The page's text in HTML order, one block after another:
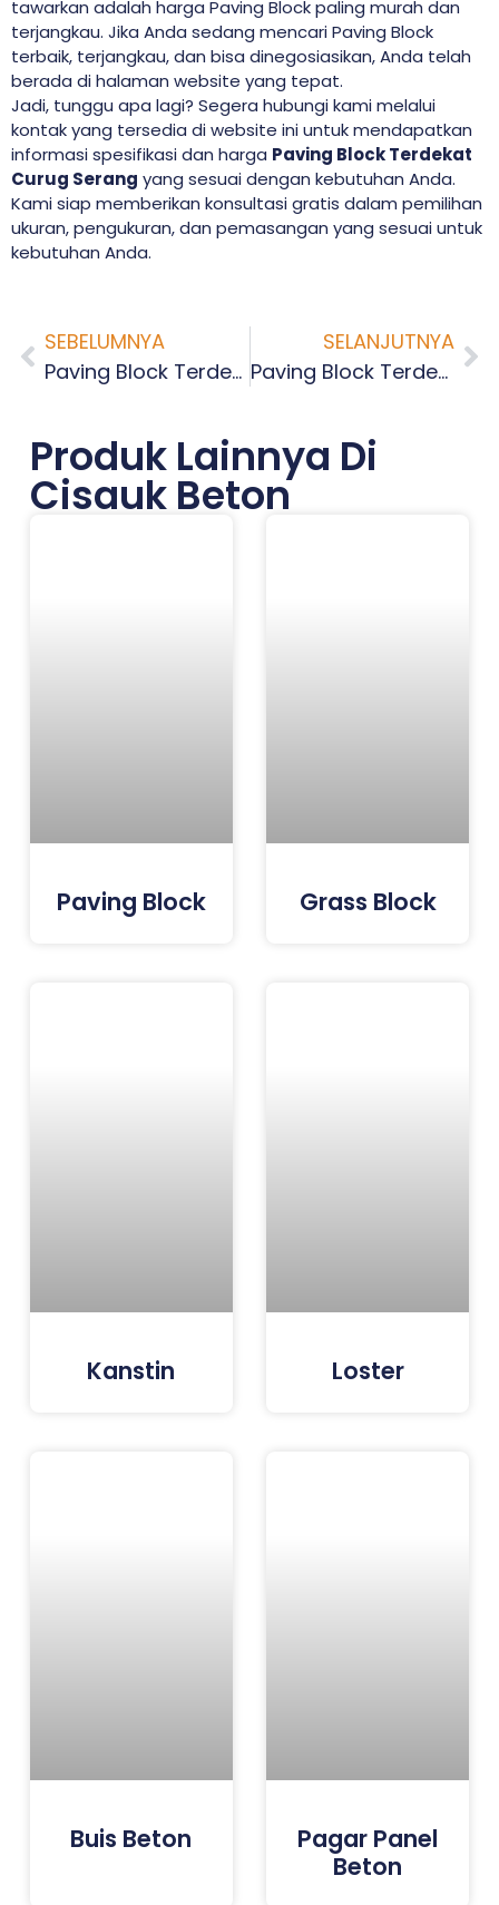
tawarkan adalah harga Paving Block paling murah dan
terjangkau. Jika Anda sedang mencari Paving Block
terbaik, terjangkau, dan bisa dinegosiasikan, Anda telah
berada di halaman website yang tepat.
Jadi, tunggu apa lagi? Segera hubungi kami melalui
kontak yang tersedia di website ini untuk mendapatkan
informasi spesifikasi dan harga Paving Block Terdekat
Curug Serang yang sesuai dengan kebutuhan Anda.
Kami siap memberikan konsultasi gratis dalam pemilihan
ukuran, pengukuran, dan pemasangan yang sesuai untuk
kebutuhan Anda.
SEBELUMNYA
Paving Block Terdekat Tembong Serang
SELANJUTNYA
Paving Block Terdekat Cilaku Serang
Produk Lainnya Di
Cisauk Beton
Paving Block Grass Block
Kanstin Loster
Buis Beton
Pagar Panel
Beton